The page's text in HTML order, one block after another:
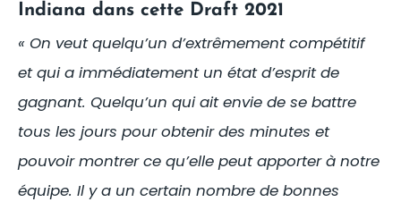
Indiana dans cette Draft 2021
« On veut quelqu’un d’extrêmement compétitif
et qui a immédiatement un état d’esprit de
gagnant. Quelqu’un qui ait envie de se battre
tous les jours pour obtenir des minutes et
pouvoir montrer ce qu’elle peut apporter à notre
équipe. Il y a un certain nombre de bonnes